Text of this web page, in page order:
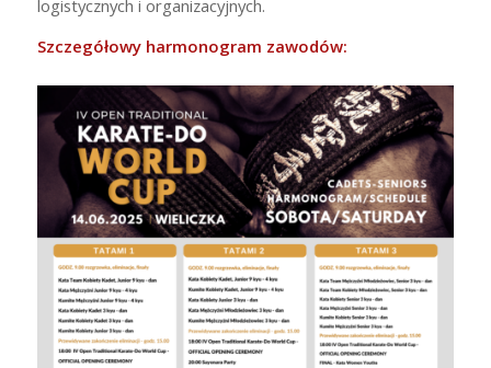
logistycznych i organizacyjnych.
Szczegółowy harmonogram zawodów: